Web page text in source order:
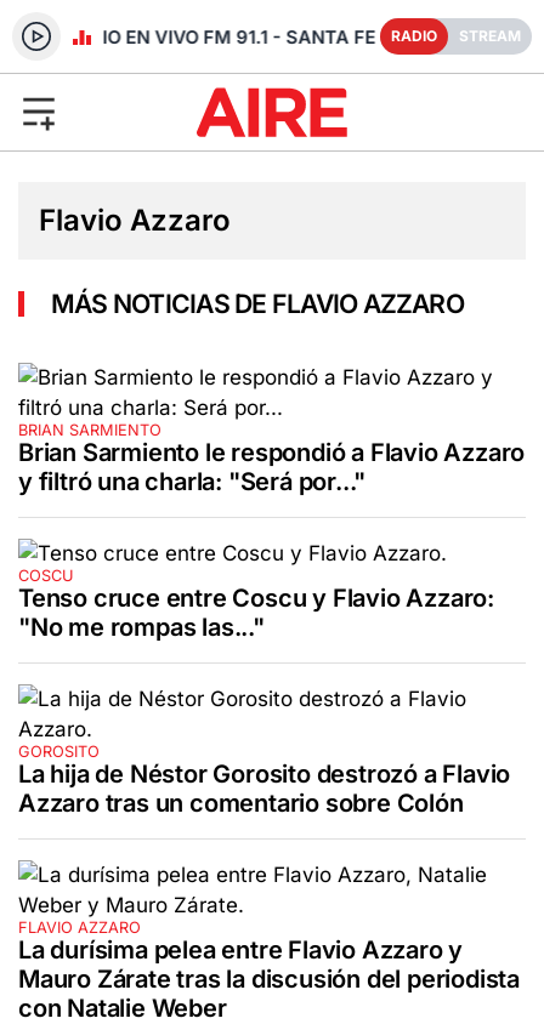
RADIO EN VIVO FM 91.1 - SANTA FE RADIO STREAM
Flavio Azzaro
MÁS NOTICIAS DE FLAVIO AZZARO
BRIAN SARMIENTO
Brian Sarmiento le respondió a Flavio Azzaro
y filtró una charla: "Será por..."
COSCU
Tenso cruce entre Coscu y Flavio Azzaro:
"No me rompas las..."
GOROSITO
La hija de Néstor Gorosito destrozó a Flavio
Azzaro tras un comentario sobre Colón
FLAVIO AZZARO
La durísima pelea entre Flavio Azzaro y
Mauro Zárate tras la discusión del periodista
con Natalie Weber